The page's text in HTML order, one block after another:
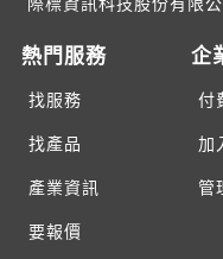
產業:禮工藝品加工
時間:08/07 08:35
集水頭 有此需求 請協助
熱門服務
找服務
找產品
產業資訊
要報價
企
付
加
管